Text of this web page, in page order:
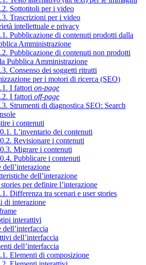
Sottotitoli per i video
Trascrizioni per i video
intellettuale e privacy
Pubblicazione di contenuti prodotti dalla
Amministrazione
Pubblicazione di contenuti non prodotti
Pubblica Amministrazione
Consenso dei soggetti ritratti
per i motori di ricerca (SEO)
I fattori on-page
I fattori off-page
Strumenti di diagnostica SEO: Search
i contenuti
L’inventario dei contenuti
Revisionare i contenuti
Migrare i contenuti
Pubblicare i contenuti
dell’interazione
dell’interazione
per definire l’interazione
Differenza tra scenari e user stories
di interazione
interattivi
dell’interfaccia
dell’interfaccia
dell’interfaccia
Elementi di composizione